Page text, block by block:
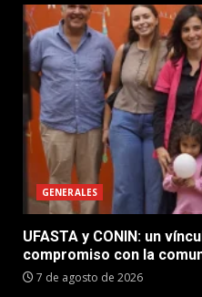
GENERALES
UFASTA y CONIN: un
compromiso con la
7 de agosto de 2026